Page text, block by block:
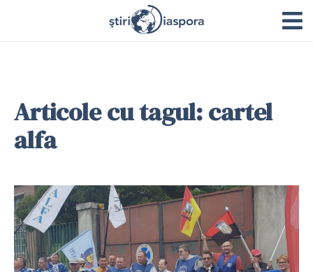
Articole cu tagul: cartel
alfa